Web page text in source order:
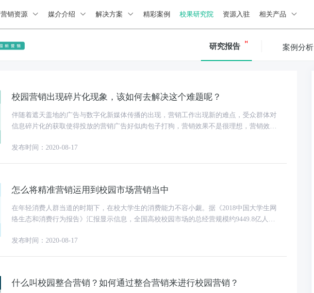
营销资源 媒介介绍 解决方案 精彩案例 校果研究院 资源入驻 相关产品
研究报告 案例分析
校园营销出现碎片化现象，该如何去解决这个难题呢？
伴随着遮天盖地的广告与数字化新媒体传播的出现，营销工作出现新的难点，受众群体对
信息碎片化的获取使得投放的营销广告好似肉包子打狗，营销效果不是很理想，营销效果
发布时间：2020-08-17
怎么将精准营销运用到校园市场营销当中
在年轻消费人群当道的时期下，在校大学生的消费能力不容小觑。据《2018中国大学生网
络生态和消费行为报告》汇报显示信息，全国高校校园市场的总经营规模约9449.8亿人民
发布时间：2020-08-17
什么叫校园整合营销？如何通过整合营销来进行校园营销？